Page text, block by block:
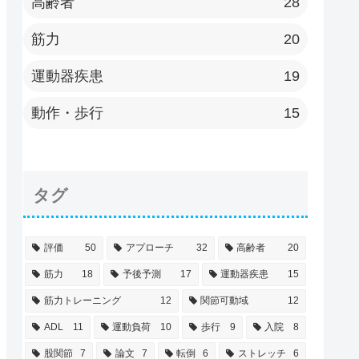
筋力 20
運動器疾患 19
動作・歩行 15
タグ
評価 50 アプローチ 32 高齢者 20
筋力 18 予後予測 17 運動器疾患 15
筋力トレーニング 12 関節可動域 12
ADL 11 運動負荷 10 歩行 9 入院 8
股関節 7 論文 7 転倒 6 ストレッチ 6